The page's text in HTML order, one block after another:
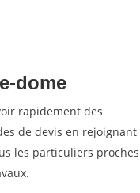
dome
rapidement des
de devis en rejoignant
les particuliers proches